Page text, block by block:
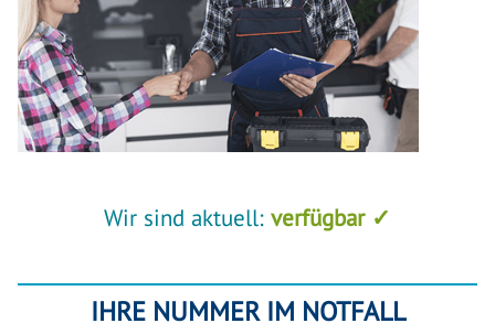
Wir sind aktuell: verfügbar ✓
IHRE NUMMER IM NOTFALL